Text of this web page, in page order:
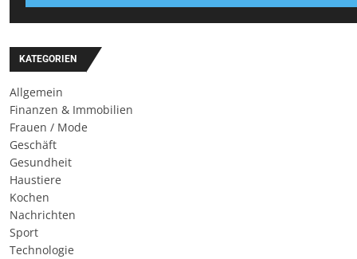
KATEGORIEN
Allgemein
Finanzen & Immobilien
Frauen / Mode
Geschäft
Gesundheit
Haustiere
Kochen
Nachrichten
Sport
Technologie